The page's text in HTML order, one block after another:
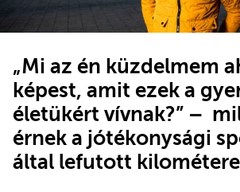
„Mi az én küzdelmem
képest, amit ezek a
életükért vívnak?” –
érnek a jótékonysági
által lefutott